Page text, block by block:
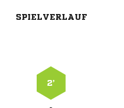
SPIELVERLAUF
2’